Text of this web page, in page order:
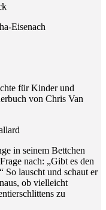
Eisenach
für Kinder und
von Chris Van
in seinem Bettchen
nach: „Gibt es den
So lauscht und schaut er
ob vielleicht
zu